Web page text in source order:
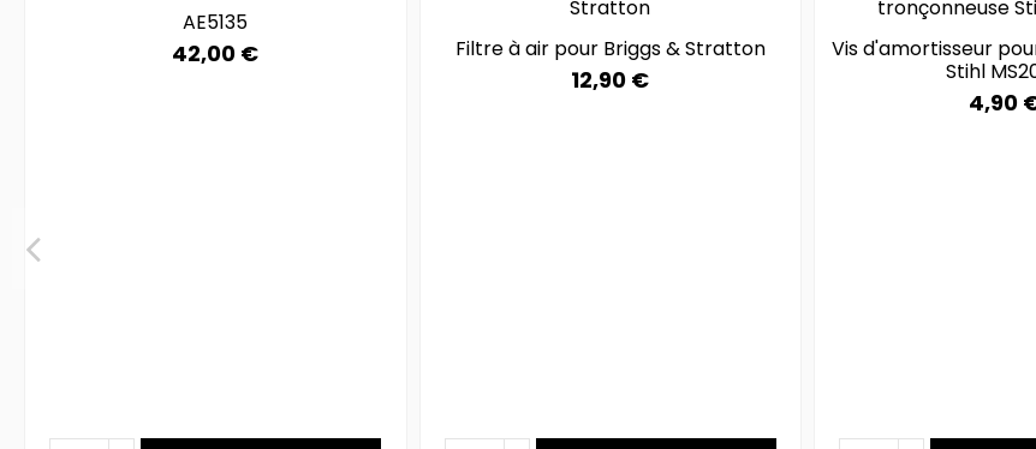
AE5135
42,00 € Filtre à air pour Briggs & Stratton
12,90 €
Vis d'amortisseur
Stihl
4,90